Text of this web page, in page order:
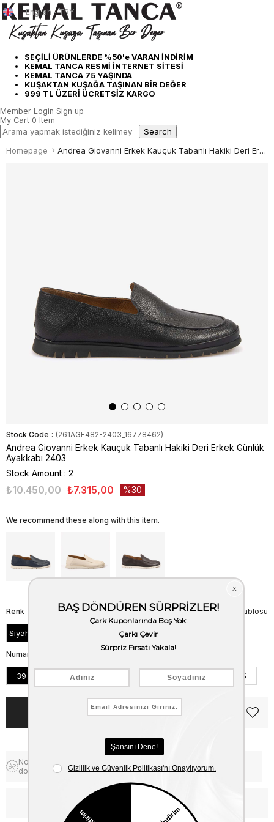
SEÇİLİ ÜRÜNLERDE %50'e VARAN İNDİRİM
KEMAL TANCA RESMİ İNTERNET SİTESİ
KEMAL TANCA 75 YAŞINDA
KUŞAKTAN KUŞAĞA TAŞINAN BİR DEĞER
999 TL ÜZERİ ÜCRETSİZ KARGO
English - TRY
Member Login Sign up
My Cart 0 Item
Homepage Andrea Giovanni Erkek Kauçuk Tabanlı Hakiki Deri Erkek Günlük Ayakkabı 2403
Stock Code (261AGE482-2403_16778462)
Andrea Giovanni Erkek Kauçuk Tabanlı Hakiki Deri Erkek Günlük
Ayakkabı 2403
Stock Amount : 2
₺10.450,00 ₺7.315,00 30
We recommend these along with this item.
Beden Tablosu
Renk
Siyah Floter
Numara
39 41 43 44 45
Notify me when the price goes
down
Free Shipping
WhatsApp’tan Bilgi Al